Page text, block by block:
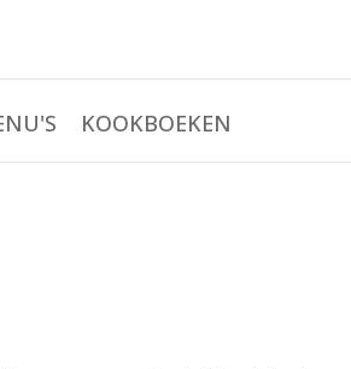
KOOKBOEKEN